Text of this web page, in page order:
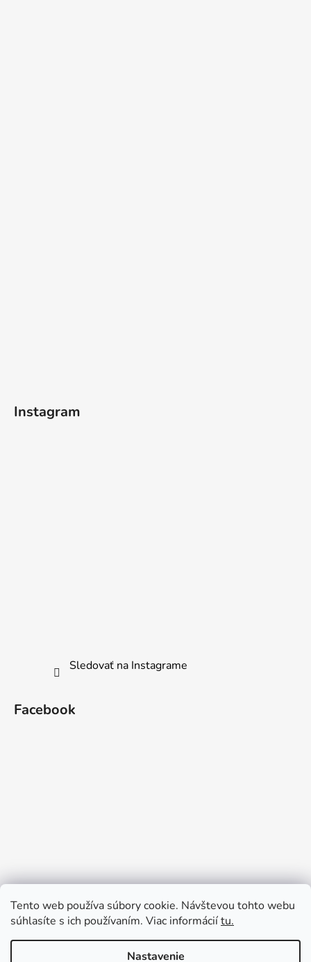
Tento web používa súbory cookie. Návštevou tohto webu
súhlasíte s ich používaním. Viac informáciítu.
Nastavenie
Instagram
Sledovať na Instagrame
Facebook